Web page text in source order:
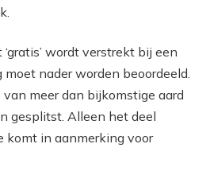
wordt verstrekt bij een
nader worden beoordeeld.
meer dan bijkomstige aard
gesplitst. Alleen het deel
komt in aanmerking voor